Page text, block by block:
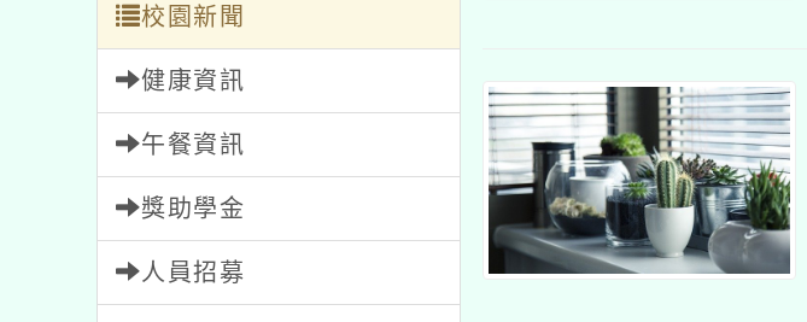
校園新聞
健康資訊
午餐資訊
獎助學金
人員招募